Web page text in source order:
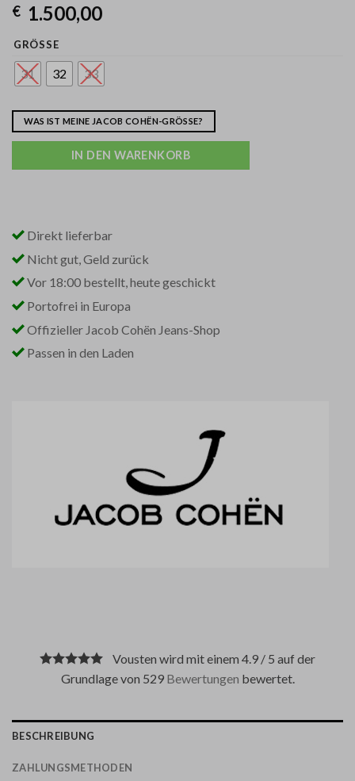
€ 1.500,00
GRÖSSE
31 32 33
WAS IST MEINE JACOB COHËN-GRÖSSE?
IN DEN WARENKORB
Direkt lieferbar
Nicht gut, Geld zurück
Vor 18:00 bestellt, heute geschickt
Portofrei in Europa
Offizieller Jacob Cohën Jeans-Shop
Passen in den Laden
Vousten wird mit einem 4.9 / 5 auf der
Grundlage von 529 Bewertungen bewertet.
BESCHREIBUNG
ZAHLUNGSMETHODEN